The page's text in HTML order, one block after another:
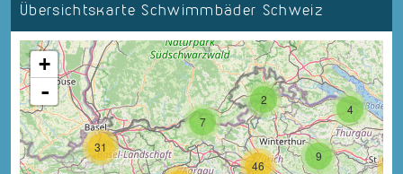
Übersichtskarte Schwimmbäder Schweiz
4
9
31
7
2
46
+
-